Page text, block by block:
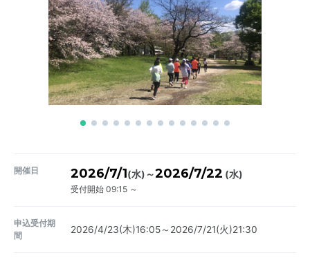
開催日 2026/7/1(水) ～2026/7/22 (水)
受付開始 09:15 ～
申込受付期
間
2026/4/23(木)16:05～2026/7/21(火)21:30